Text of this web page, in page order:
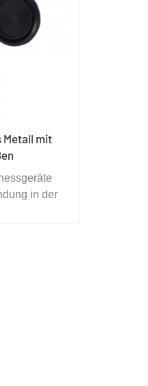
Metall mit
in der